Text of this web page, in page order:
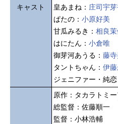
キャスト
皇あまね： 庄司宇芽
ぱたの： 小原好美
甘瓜みるき： 相良
はにたん： 小倉唯
御芽河あうる： 藤
タントちゃん： 伊
ジェニファー・純恋
原作：タカラトミ
総監督：佐藤順一
監督：小林浩輔